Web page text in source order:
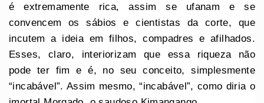
é extremamente rica, assim se ufanam e se
convencem os sábios e cientistas da corte, que
incutem a ideia em filhos, compadres e afilhados.
Esses, claro, interiorizam que essa riqueza não
pode ter fim e é, no seu conceito, simplesmente
“incabável”. Assim mesmo, “incabável”, como diria o